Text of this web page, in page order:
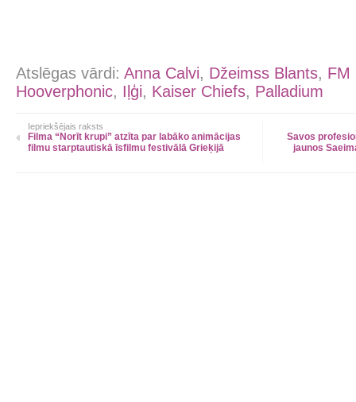
Atslēgas vārdi: Anna Calvi, Džeimss Blants, FM
Hooverphonic, Iļģi, Kaiser Chiefs, Palladium
Iepriekšējais raksts
Filma “Norīt krupi” atzīta par labāko animācijas
filmu starptautiskā īsfilmu festivālā Grieķijā
Savos
jaunos